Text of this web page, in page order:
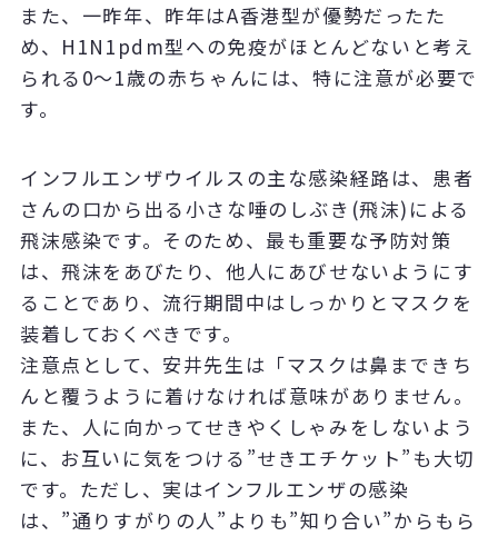
また、一昨年、昨年はA香港型が優勢だったた
め、H1N1pdm型への免疫がほとんどないと考え
られる0～1歳の赤ちゃんには、特に注意が必要で
す。
インフルエンザウイルスの主な感染経路は、患者
さんの口から出る小さな唾のしぶき(飛沫)による
飛沫感染です。そのため、最も重要な予防対策
は、飛沫をあびたり、他人にあびせないようにす
ることであり、流行期間中はしっかりとマスクを
装着しておくべきです。
注意点として、安井先生は「マスクは鼻まできち
んと覆うように着けなければ意味がありません。
また、人に向かってせきやくしゃみをしないよう
に、お互いに気をつける”せきエチケット”も大切
です。ただし、実はインフルエンザの感染
は、”通りすがりの人”よりも”知り合い”からもら